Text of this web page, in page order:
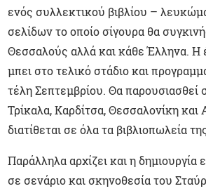
ενός συλλεκτικού βιβλίου –
σελίδων το οποίο σίγουρα θα
Θεσσαλούς αλλά και κάθε Έλληνα. Η
μπει στο τελικό στάδιο και
τέλη Σεπτεμβρίου. Θα παρουσιασθεί
Τρίκαλα, Καρδίτσα, Θεσσαλονίκη και
διατίθεται σε όλα τα βιβλιοπωλεία
Παράλληλα αρχίζει και η δημιουργία
σε σενάριο και σκηνοθεσία του